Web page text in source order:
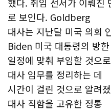
로 보인다. Goldberg
대사는 지난달 미국 의회
Biden 미국 대통령의 방한
일정에 맞춰 부임할 것으
대사 임무를 정리하는 데
시간이 걸린 것으로 알려
대사 직함을 고유한 정통